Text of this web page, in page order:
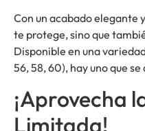
Con un acabado elegante
te protege, sino que
Disponible en una
56, 58, 60), hay uno que
¡Aprovecha
Limitada!